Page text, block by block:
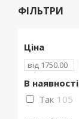
ФІЛЬТРИ
Ціна
В наявності
Так 105